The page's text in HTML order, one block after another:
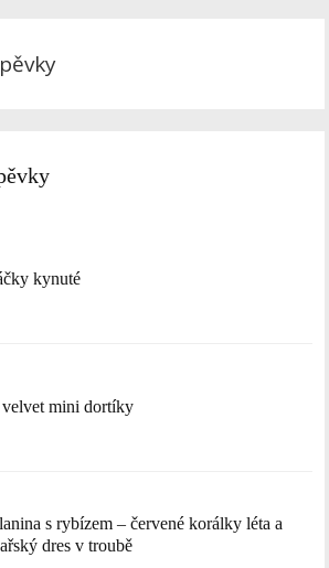
kynuté
velvet mini dortíky
s rybízem – červené korálky léta a
dres v troubě